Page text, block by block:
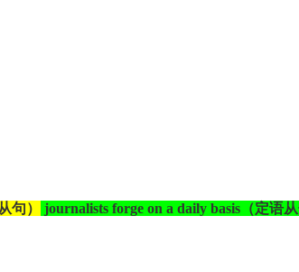
句） journalists forge on a daily basis （定语从